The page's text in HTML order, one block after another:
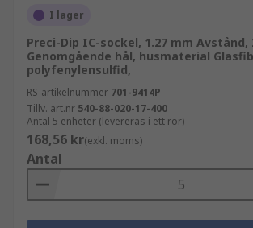
I lager
Preci-Dip IC-sockel, 1.27 mm Avstånd,
Genomgående hål, husmaterial
polyfenylensulfid,
RS-artikelnummer 701-9414P
Tillv. art.nr 540-88-020-17-400
Antal 5 enheter (levereras i ett rör)
168,56 kr(exkl. moms)
Antal